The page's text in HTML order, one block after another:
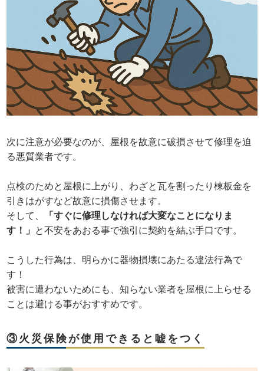
次に注意が必要なのが、屋根を故意に破損させて修理を迫
る悪質業者です。
点検のためと屋根に上がり、わざと瓦を割ったり棟板金を
引きはがすなど故意に損傷させます。
そして、
「すぐに修理しなければ大変なことになりま
す！」 と不安をあおる事で強引に契約を結ぶ手口です。
こうした行為は、明らかに器物損壊にあたる違法行為で
す！
被害に遭わないためにも、知らない業者を屋根に上らせる
ことは避ける事がおすすめです。
③火災保険が使用できると嘘をつく